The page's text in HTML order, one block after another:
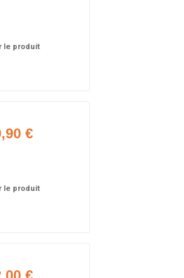
le produit
€
le produit